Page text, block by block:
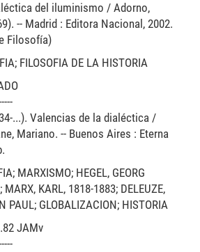
del iluminismo / Adorno,
-- Madrid : Editora Nacional, 2002.
Filosofía)
FILOSOFIA DE LA HISTORIA
...). Valencias de la dialéctica /
Mariano. -- Buenos Aires : Eterna
MARXISMO; HEGEL, GEORG
KARL, 1818-1883; DELEUZE,
PAUL; GLOBALIZACION; HISTORIA
JAMv